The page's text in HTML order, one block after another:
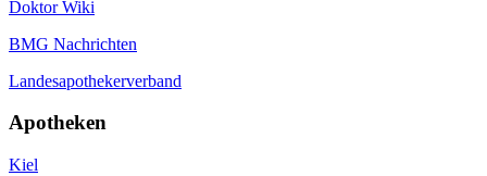
Doktor Wiki
BMG Nachrichten
Landesapothekerverband
Apotheken
Kiel